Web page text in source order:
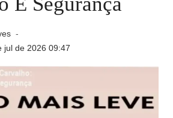
jul de 2026 09:47